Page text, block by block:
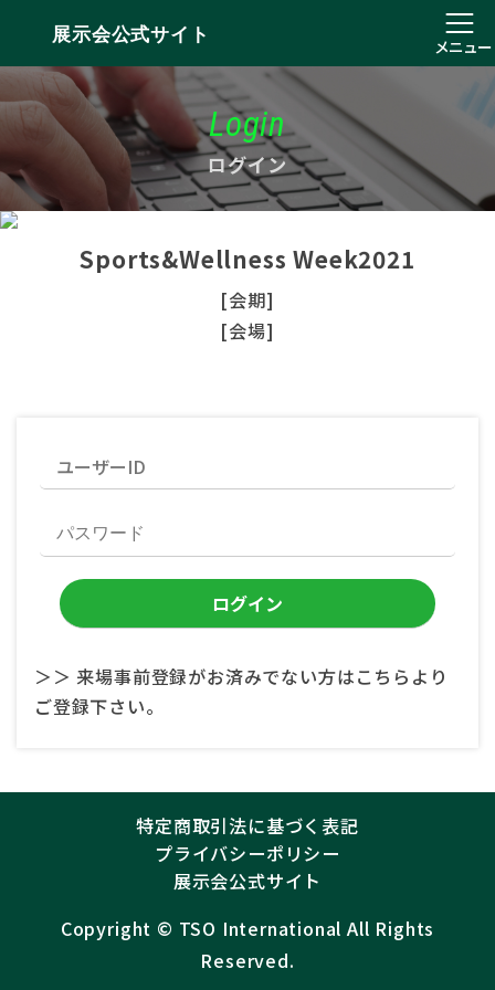
展示会公式サイト
メニュー
Login
ログイン
Sports&Wellness Week2021
[会期]
[会場]
＞＞ 来場事前登録がお済みでない方はこちらより
ご登録下さい。
特定商取引法に基づく表記
プライバシーポリシー
展示会公式サイト
Copyright ©︎ TSO International All Rights
Reserved.